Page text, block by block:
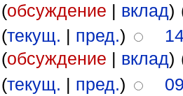
(обсуждение | вклад)
(текущ. | пред.)
(обсуждение | вклад)
(текущ. | пред.)